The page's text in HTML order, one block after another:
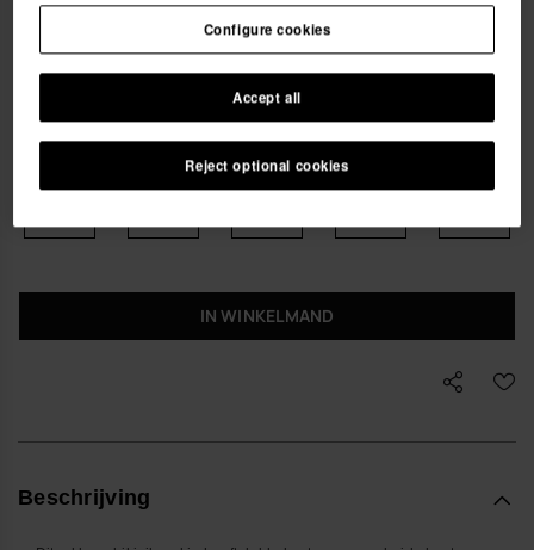
IN WINKELMAND
Beschrijving
Reject optional cookies
Accept all
Configure cookies